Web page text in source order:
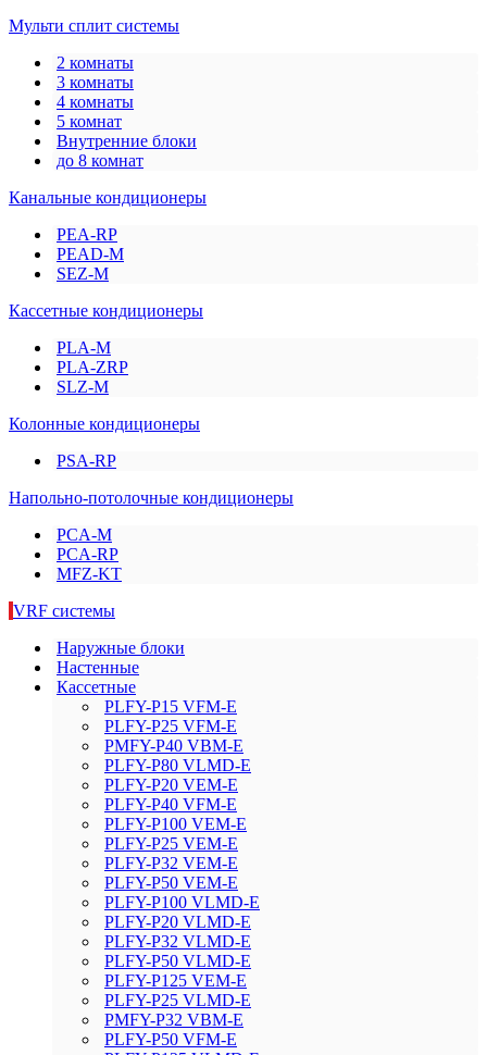
Мульти сплит системы
2 комнаты
3 комнаты
4 комнаты
5 комнат
Внутренние блоки
до 8 комнат
Канальные кондиционеры
PEA-RP
PEAD-M
SEZ-M
Кассетные кондиционеры
PLA-M
PLA-ZRP
SLZ-M
Колонные кондиционеры
PSA-RP
Напольно-потолочные кондиционеры
PCA-M
PCA-RP
MFZ-KT
VRF системы
Наружные блоки
Настенные
Кассетные
PLFY-P15 VFM-E
PLFY-P25 VFM-E
PMFY-P40 VBM-E
PLFY-P80 VLMD-E
PLFY-P20 VEM-E
PLFY-P40 VFM-E
PLFY-P100 VEM-E
PLFY-P25 VEM-E
PLFY-P32 VEM-E
PLFY-P50 VEM-E
PLFY-P100 VLMD-E
PLFY-P20 VLMD-E
PLFY-P32 VLMD-E
PLFY-P50 VLMD-E
PLFY-P125 VEM-E
PLFY-P25 VLMD-E
PMFY-P32 VBM-E
PLFY-P50 VFM-E